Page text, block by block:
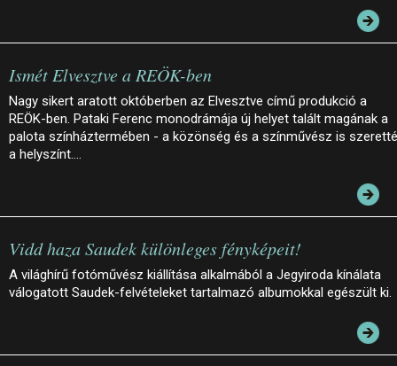
Ismét Elvesztve a REÖK-ben
Nagy sikert aratott októberben az Elvesztve című produkció a
REÖK-ben. Pataki Ferenc monodrámája új helyet talált magának a
palota színháztermében - a közönség és a színművész is
a helyszínt.…
Vidd haza Saudek különleges fényképeit!
A világhírű fotóművész kiállítása alkalmából a Jegyiroda kínálata
válogatott Saudek-felvételeket tartalmazó albumokkal egészült ki.